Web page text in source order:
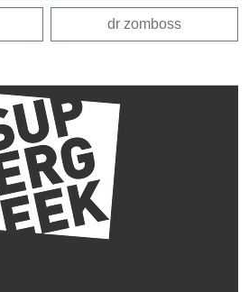
dr zomboss